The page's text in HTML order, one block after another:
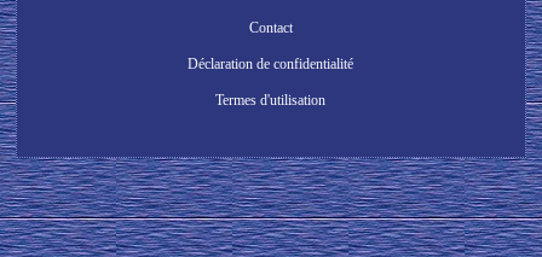
Contact
Déclaration de confidentialité
Termes d'utilisation